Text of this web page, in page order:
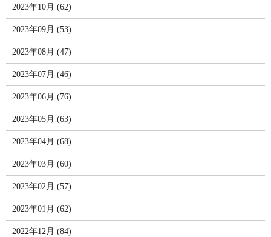
2023年10月 (62)
2023年09月 (53)
2023年08月 (47)
2023年07月 (46)
2023年06月 (76)
2023年05月 (63)
2023年04月 (68)
2023年03月 (60)
2023年02月 (57)
2023年01月 (62)
2022年12月 (84)